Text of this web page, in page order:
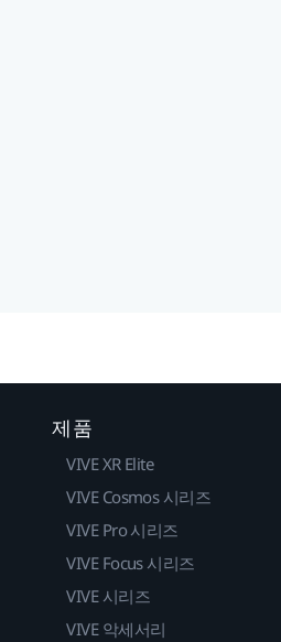
제품
VIVE XR Elite
VIVE Cosmos 시리즈
VIVE Pro 시리즈
VIVE Focus 시리즈
VIVE 시리즈
VIVE 악세서리